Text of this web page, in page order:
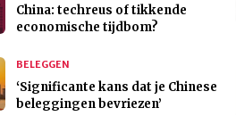
China: techreus of tikkende
economische tijdbom?
BELEGGEN
‘Significante kans dat je Chinese
beleggingen bevriezen’